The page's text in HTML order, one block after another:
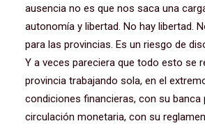
ausencia no es que nos saca una
autonomía y libertad. No hay libertad.
para las provincias. Es un riesgo de
Y a veces pareciera que todo esto se
provincia trabajando sola, en el
condiciones financieras, con su banca
circulación monetaria, con su